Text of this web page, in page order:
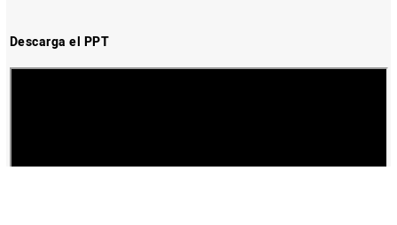
Descarga el PPT